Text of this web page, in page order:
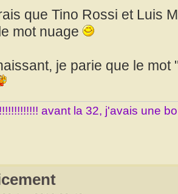
que Tino Rossi et Luis
mot nuage
je parie que le mot
avant la 32, j'avais une